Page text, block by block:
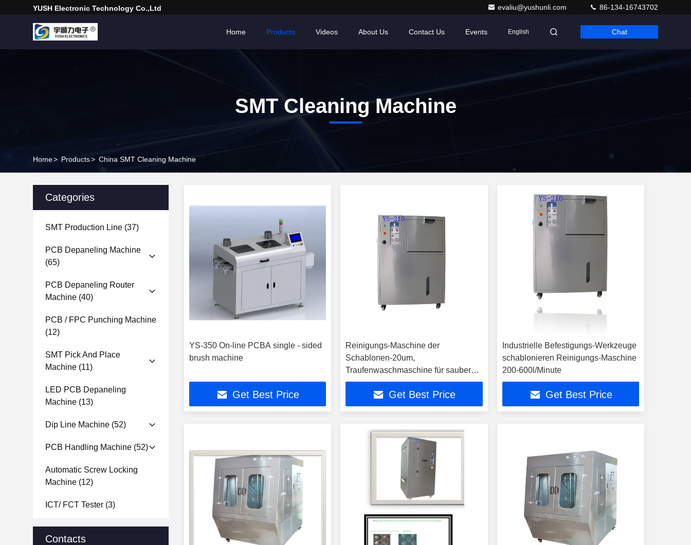
YUSH Electronic Technology Co.,Ltd evaliu@yushunli.com 86-134-16743702
Home Products Videos About Us Contact Us Events English Chat
SMT Cleaning Machine
Home> Products> China SMT Cleaning Machine
Categories
SMT Production Line (37)
PCB Depaneling Machine
(65)
PCB Depaneling Router
Machine (40)
PCB / FPC Punching Machine
(12)
SMT Pick And Place
Machine (11)
LED PCB Depaneling
Machine (13)
Dip Line Machine (52)
PCB Handling Machine (52)
Automatic Screw Locking
Machine (12)
ICT/ FCT Tester (3)
Laser Soldering Machine(2)
Contacts
YS-350 On-line PCBA single - sided
brush machine
Get Best Price
Reinigungs-Maschine der
Schablonen-20um,
Traufenwaschmaschine für saubere
Wellen-lötende Spannvorrichtung
Get Best Price
Industrielle Befestigungs-Werkzeuge
schablonieren Reinigungs-Maschine
200-600l/Minute
Get Best Price